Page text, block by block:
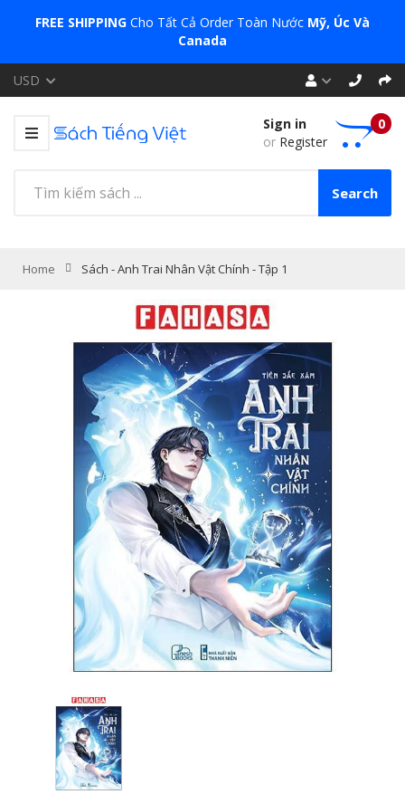
FREE SHIPPING Cho Tất Cả Order Toàn Nước Mỹ, Úc Và
Canada
USD
Sign in
or Register
0
Search
Home Sách - Anh Trai Nhân Vật Chính - Tập 1